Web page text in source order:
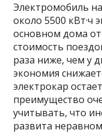
Электромобиль
около 5500 кВт·ч
основном дома от
стоимость
раза ниже, чем у
экономия
электрокар
преимущество
учитывать, что
развита